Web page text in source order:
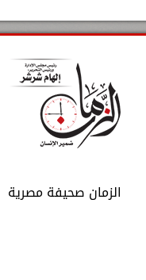
الزمان صحيفة مصرية